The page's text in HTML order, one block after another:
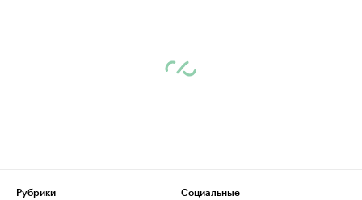
Рубрики
Социальные